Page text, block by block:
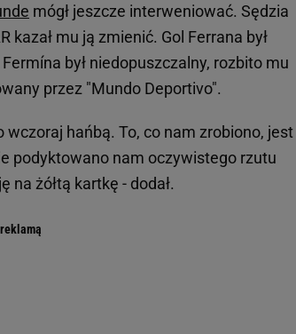
mógł jeszcze interweniować. Sędzia
kazał mu ją zmienić. Gol Ferrana był
był niedopuszczalny, rozbito mu
przez "Mundo Deportivo".
wczoraj hańbą. To, co nam zrobiono, jest
podyktowano nam oczywistego rzutu
na żółtą kartkę - dodał.